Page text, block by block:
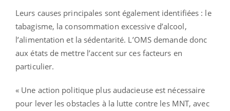
Leurs causes principales sont également identifiées : le
tabagisme, la consommation excessive d’alcool,
l’alimentation et la sédentarité. L’OMS demande donc
aux états de mettre l’accent sur ces facteurs en
particulier.
« Une action politique plus audacieuse est nécessaire
pour lever les obstacles à la lutte contre les MNT, avec